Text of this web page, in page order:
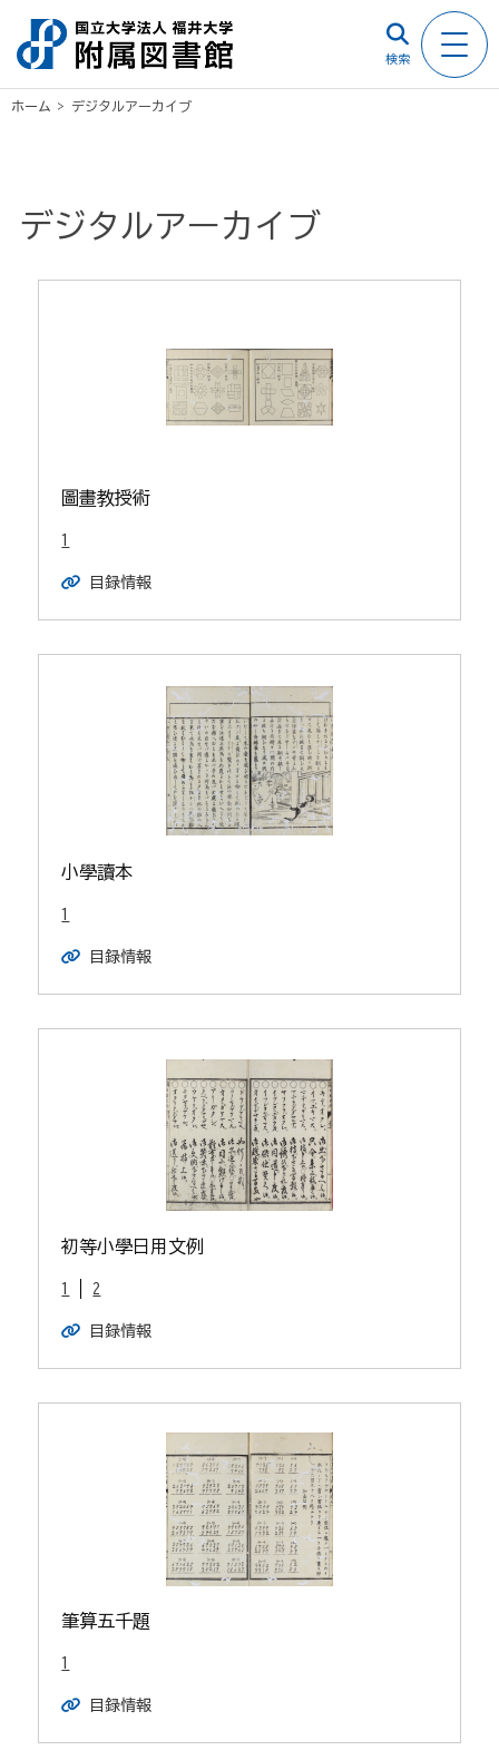
検索
ホーム > デジタルアーカイブ
デジタルアーカイブ
圖畫教授術
1
目録情報
小學讀本
1
目録情報
初等小學日用文例
1 2
目録情報
筆算五千題
1
目録情報